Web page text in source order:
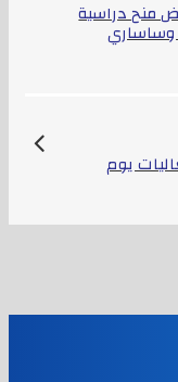
2028 عرض منح دراسية
وساساري
يوم